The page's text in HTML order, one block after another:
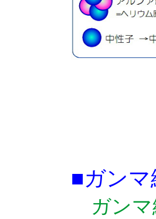
■ガンマ
ガンマ